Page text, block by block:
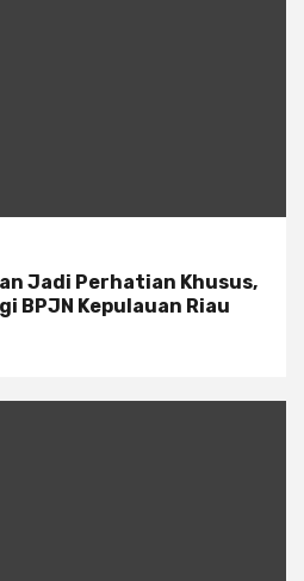
Jadi Perhatian Khusus,
BPJN Kepulauan Riau